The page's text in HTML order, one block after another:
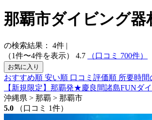
那覇市ダイビング
の検索結果： 4件 |
（1件〜4件を表示）
4.7 （口コミ 700件）
お気に入り
おすすめ順 安い順 口コミ評価順 所要時間
【新規限定】那覇発★慶良間諸島FUN
沖縄県 > 那覇 > 那覇市
5.0
（口コミ 1件）